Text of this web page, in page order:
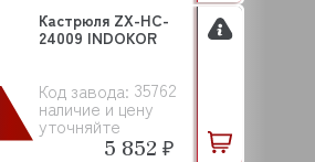
Код завода: 35762
наличие и цену
уточняйте
Кастрюля ZX-HC-
24009 INDOKOR
5 852 ₽